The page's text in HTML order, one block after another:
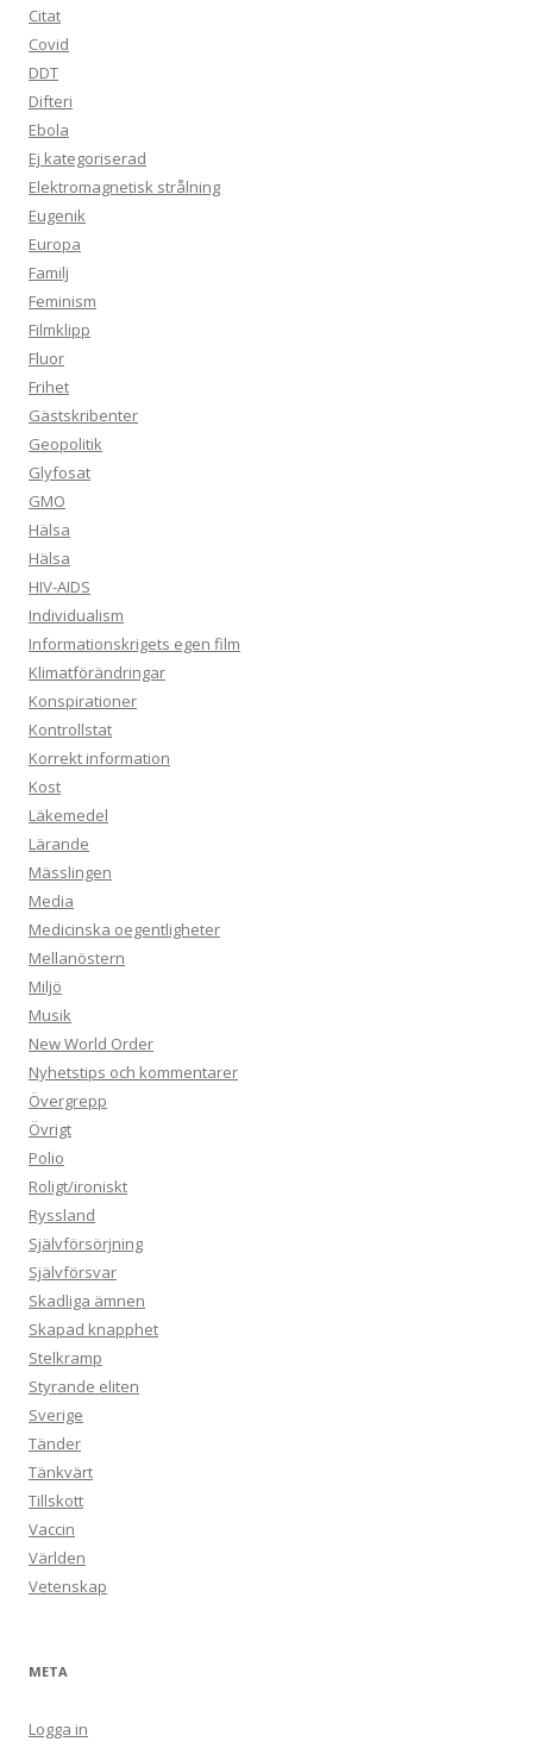
Citat
Covid
DDT
Difteri
Ebola
Ej kategoriserad
Elektromagnetisk strålning
Eugenik
Europa
Familj
Feminism
Filmklipp
Fluor
Frihet
Gästskribenter
Geopolitik
Glyfosat
GMO
Hälsa
Hälsa
HIV-AIDS
Individualism
Informationskrigets egen film
Klimatförändringar
Konspirationer
Kontrollstat
Korrekt information
Kost
Läkemedel
Lärande
Mässlingen
Media
Medicinska oegentligheter
Mellanöstern
Miljö
Musik
New World Order
Nyhetstips och kommentarer
Övergrepp
Övrigt
Polio
Roligt/ironiskt
Ryssland
Självförsörjning
Självförsvar
Skadliga ämnen
Skapad knapphet
Stelkramp
Styrande eliten
Sverige
Tänder
Tänkvärt
Tillskott
Vaccin
Världen
Vetenskap
META
Logga in